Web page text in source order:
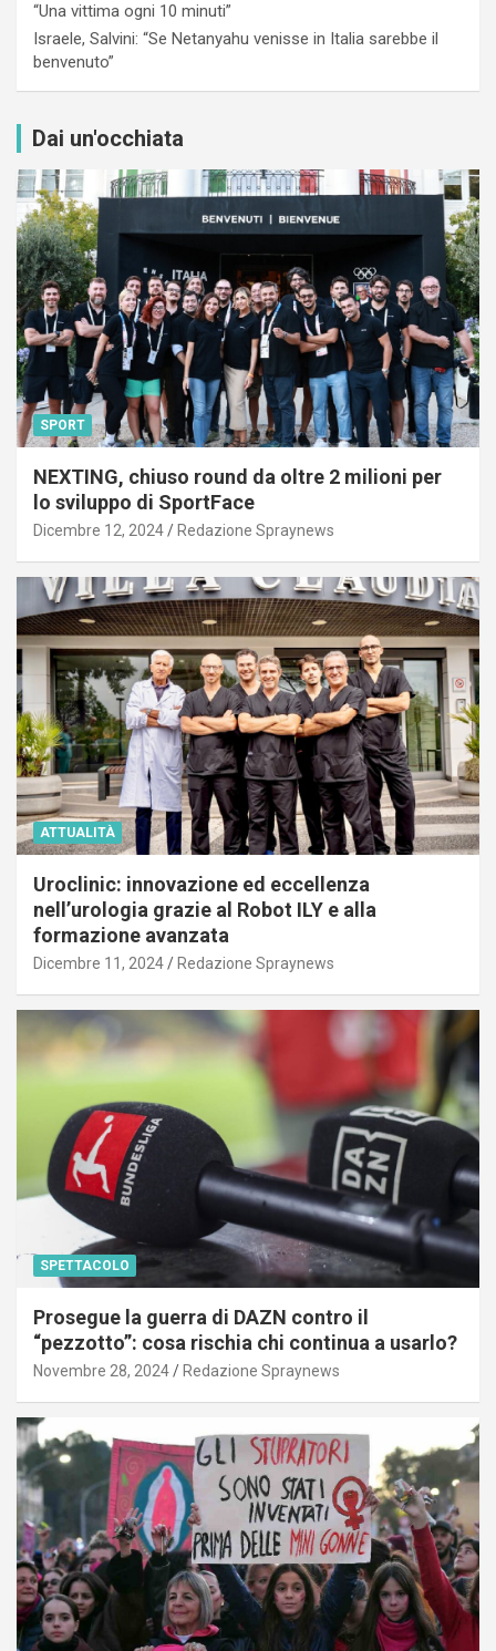
“Una vittima ogni 10 minuti”
Israele, Salvini: “Se Netanyahu venisse in Italia sarebbe il
benvenuto”
Dai un'occhiata
SPORT
NEXTING, chiuso round da oltre 2 milioni per
lo sviluppo di SportFace
Dicembre 12, 2024 Redazione Spraynews
ATTUALITÀ
Uroclinic: innovazione ed eccellenza
nell’urologia grazie al Robot ILY e alla
formazione avanzata
Dicembre 11, 2024 Redazione Spraynews
SPETTACOLO
Prosegue la guerra di DAZN contro il
“pezzotto”: cosa rischia chi continua a usarlo?
Novembre 28, 2024 Redazione Spraynews